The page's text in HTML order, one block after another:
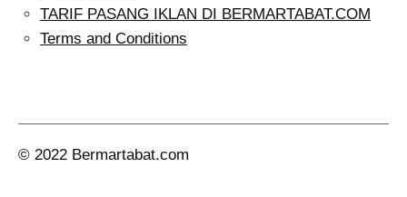
TARIF PASANG IKLAN DI BERMARTABAT.COM
Terms and Conditions
© 2022 Bermartabat.com